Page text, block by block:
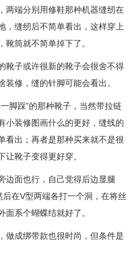
两端分别用修鞋那种机器缝纫在
，缝纫后不简单看出，这样穿上
筒就不简单掉下了。
子或许很新的靴子会很舍不得
修，缝的针脚可能会看出。
踩”的那种靴子，当然带拉链
小装修图画什么的更好，缝线的
看出；再者是那种买来就不是很
靴子变得更好穿。
面也行，自己觉得后边显腿
在V型两端各打一个洞，在将丝
系个蝴蝶结就好了。
成绑带款也很时尚，但条件是